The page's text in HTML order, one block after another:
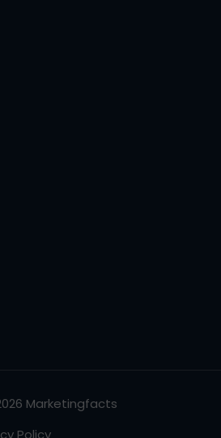
Marketingfacts
Policy